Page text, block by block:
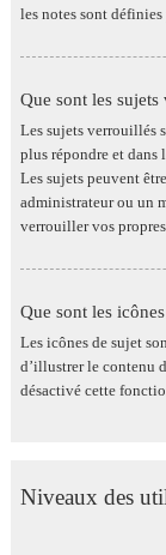
les notes sont
Que sont les sujets
Les sujets verrouillés
plus répondre et dans
Les sujets peuvent
administrateur ou un
verrouiller vos
Que sont les
Les icônes de sujet
d’illustrer le contenu
désactivé cette
Niveaux des